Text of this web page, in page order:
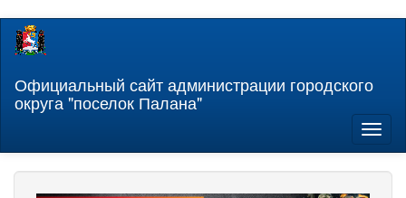
Перейти
содержанию
Официальный сайт администрации городского
округа "поселок Палана"